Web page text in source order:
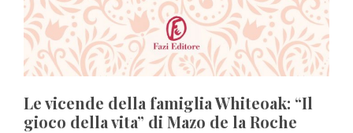
Le vicende della famiglia Whiteoak: “Il
gioco della vita” di Mazo de la Roche